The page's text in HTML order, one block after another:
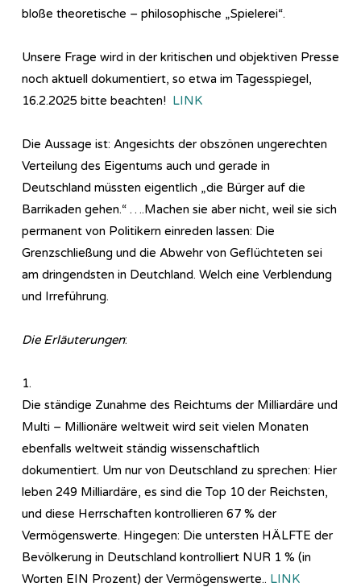
bloße theoretische – philosophische „Spielerei“.
Unsere Frage wird in der kritischen und objektiven Presse
noch aktuell dokumentiert, so etwa im Tagesspiegel,
16.2.2025 bitte beachten! LINK
Die Aussage ist: Angesichts der obszönen ungerechten
Verteilung des Eigentums auch und gerade in
Deutschland müssten eigentlich „die Bürger auf die
Barrikaden gehen.“ ….Machen sie aber nicht, weil sie sich
permanent von Politikern einreden lassen: Die
Grenzschließung und die Abwehr von Geflüchteten sei
am dringendsten in Deutchland. Welch eine Verblendung
und Irreführung.
Die Erläuterungen:
1.
Die ständige Zunahme des Reichtums der Milliardäre und
Multi – Millionäre weltweit wird seit vielen Monaten
ebenfalls weltweit ständig wissenschaftlich
dokumentiert. Um nur von Deutschland zu sprechen: Hier
leben 249 Milliardäre, es sind die Top 10 der Reichsten,
und diese Herrschaften kontrollieren 67 % der
Vermögenswerte. Hingegen: Die untersten HÄLFTE der
Bevölkerung in Deutschland kontrolliert NUR 1 % (in
Worten EIN Prozent) der Vermögenswerte.. LINK